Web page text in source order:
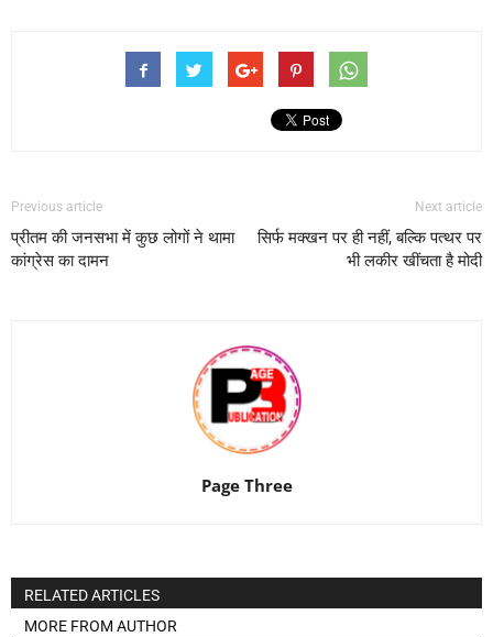
Previous article
प्रीतम की जनसभा में कुछ लोगों ने थामा
कांग्रेस का दामन
Next article
सिर्फ मक्खन पर ही नहीं, बल्कि पत्थर पर
भी लकीर खींचता है मोदी
Page Three
RELATED ARTICLES
MORE FROM AUTHOR